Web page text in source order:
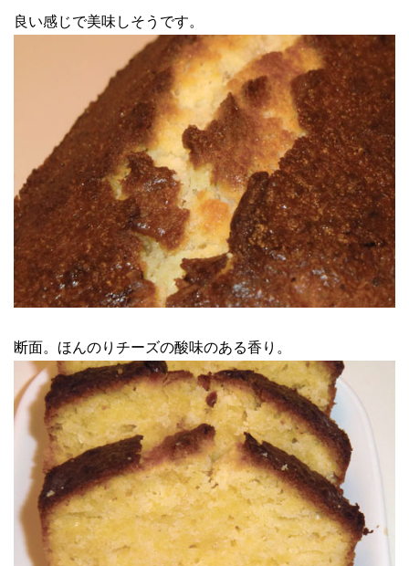
良い感じで美味しそうです。
断面。ほんのりチーズの酸味のある香り。